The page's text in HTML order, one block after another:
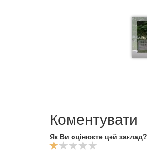
Коментувати
Як Ви оцінюєте цей заклад?